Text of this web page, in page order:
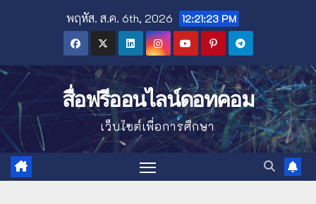
พฤหัส. ส.ค. 6th, 2026 12:21:24 PM
สื่อฟรีออนไลน์ดอทคอม
เว็บไซต์เพื่อการศึกษา